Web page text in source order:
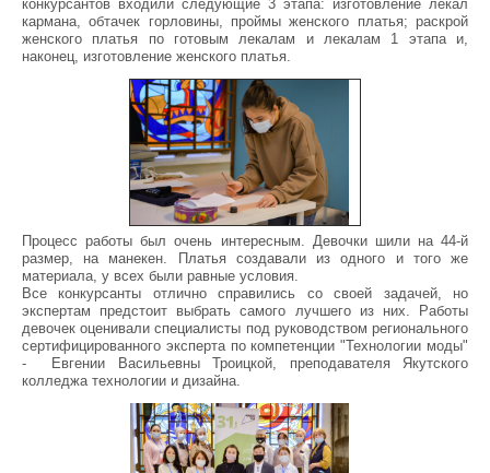
конкурсантов входили следующие 3 этапа: изготовление лекал
кармана, обтачек горловины, проймы женского платья; раскрой
женского платья по готовым лекалам и лекалам 1 этапа и,
наконец, изготовление женского платья.
Процесс работы был очень интересным. Девочки шили на 44-й
размер, на манекен. Платья создавали из одного и того же
материала, у всех были равные условия.
Все конкурсанты отлично справились со своей задачей, но
экспертам предстоит выбрать самого лучшего из них. Работы
девочек оценивали специалисты под руководством регионального
сертифицированного эксперта по компетенции "Технологии моды"
- Евгении Васильевны Троицкой, преподавателя Якутского
колледжа технологии и дизайна.